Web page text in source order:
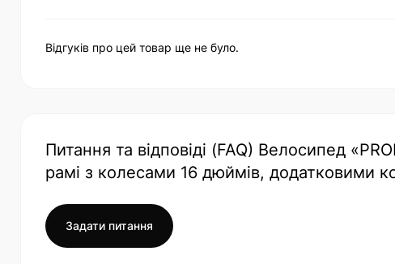
Відгуків про цей товар ще не було.
Питання та відповіді (FAQ) Велосипед
рамі з колесами 16 дюймів, додатковими
Задати питання